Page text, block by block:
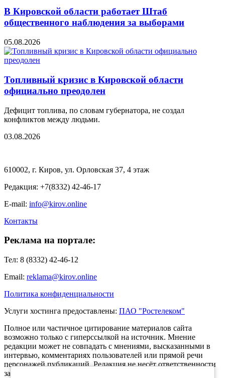
В Кировской области работает Штаб
общественного наблюдения за выборами
05.08.2026
Топливный кризис в Кировской области
официально преодолен
Дефицит топлива, по словам губернатора, не создал
конфликтов между людьми.
03.08.2026
610002, г. Киров, ул. Орловская 37, 4 этаж
Редакция: +7(8332) 42-46-17
E-mail: info@kirov.online
Контакты
Реклама на портале:
Тел: 8 (8332) 42-46-12
Email: reklama@kirov.online
Политика конфиденциальности
Услуги хостинга предоставлены: ПАО "Ростелеком"
Полное или частичное цитирование материалов сайта
возможно только с гиперссылкой на источник. Мнение
редакции может не совпадать с мнениями, высказанными в
интервью, комментариях пользователей или прямой речи
персонажей публикаций. Редакция не несёт ответственности
за текст комментариев читателей.